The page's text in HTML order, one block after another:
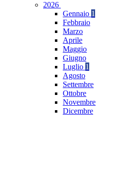
2026
Gennaio 1
Febbraio
Marzo
Aprile
Maggio
Giugno
Luglio 1
Agosto
Settembre
Ottobre
Novembre
Dicembre